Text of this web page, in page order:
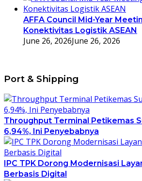
AFFA Council Mid-Year
Konektivitas Logistik ASEAN
June 26, 2026June 26, 2026
Port & Shipping
Throughput Terminal Petikemas
6,94%, Ini Penyebabnya
IPC TPK Dorong Modernisasi
Berbasis Digital